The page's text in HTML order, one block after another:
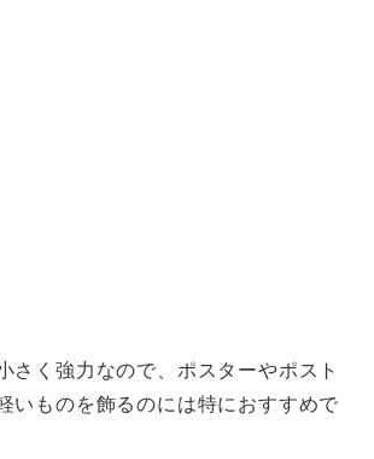
さく強力なので、ポスターやポスト
いものを飾るのには特におすすめで